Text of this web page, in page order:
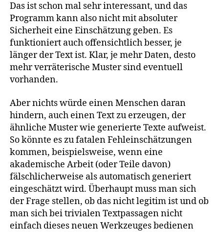
Das ist schon mal sehr interessant, und das
Programm kann also nicht mit absoluter
Sicherheit eine Einschätzung geben. Es
funktioniert auch offensichtlich besser, je
länger der Text ist. Klar, je mehr Daten, desto
mehr verräterische Muster sind eventuell
vorhanden.
Aber nichts würde einen Menschen daran
hindern, auch einen Text zu erzeugen, der
ähnliche Muster wie generierte Texte aufweist.
So könnte es zu fatalen Fehleinschätzungen
kommen, beispielsweise, wenn eine
akademische Arbeit (oder Teile davon)
fälschlicherweise als automatisch generiert
eingeschätzt wird. Überhaupt muss man sich
der Frage stellen, ob das nicht legitim ist und ob
man sich bei trivialen Textpassagen nicht
einfach dieses neuen Werkzeuges bedienen